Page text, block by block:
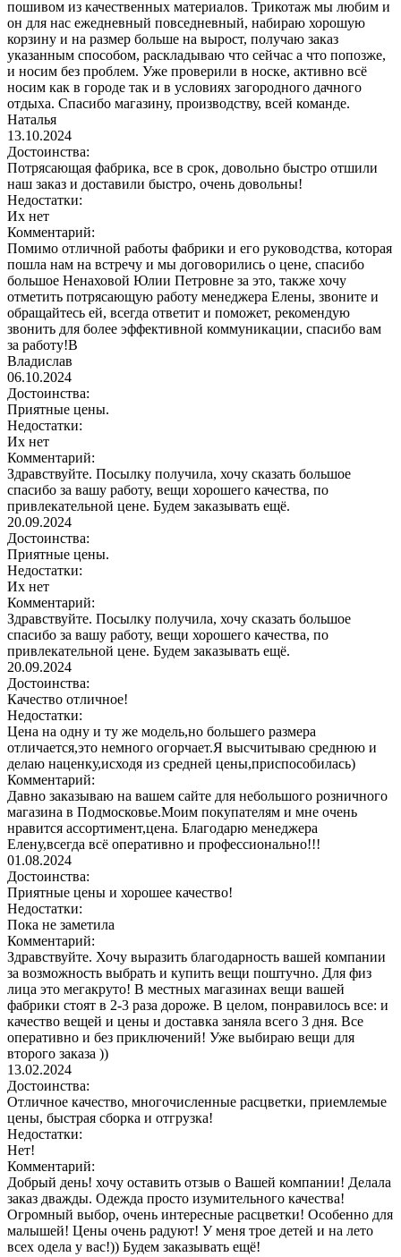
пошивом из качественных материалов. Трикотаж мы любим и
он для нас ежедневный повседневный, набираю хорошую
корзину и на размер больше на вырост, получаю заказ
указанным способом, раскладываю что сейчас а что попозже,
и носим без проблем. Уже проверили в носке, активно всё
носим как в городе так и в условиях загородного дачного
отдыха. Спасибо магазину, производству, всей команде.
Наталья
13.10.2024
Достоинства:
Потрясающая фабрика, все в срок, довольно быстро отшили
наш заказ и доставили быстро, очень довольны!
Недостатки:
Их нет
Комментарий:
Помимо отличной работы фабрики и его руководства, которая
пошла нам на встречу и мы договорились о цене, спасибо
большое Ненаховой Юлии Петровне за это, также хочу
отметить потрясающую работу менеджера Елены, звоните и
обращайтесь ей, всегда ответит и поможет, рекомендую
звонить для более эффективной коммуникации, спасибо вам
за работу!В
Владислав
06.10.2024
Достоинства:
Приятные цены.
Недостатки:
Их нет
Комментарий:
Здравствуйте. Посылку получила, хочу сказать большое
спасибо за вашу работу, вещи хорошего качества, по
привлекательной цене. Будем заказывать ещё.
20.09.2024
Достоинства:
Приятные цены.
Недостатки:
Их нет
Комментарий:
Здравствуйте. Посылку получила, хочу сказать большое
спасибо за вашу работу, вещи хорошего качества, по
привлекательной цене. Будем заказывать ещё.
20.09.2024
Достоинства:
Качество отличное!
Недостатки:
Цена на одну и ту же модель,но большего размера
отличается,это немного огорчает.Я высчитываю среднюю и
делаю наценку,исходя из средней цены,приспособилась)
Комментарий:
Давно заказываю на вашем сайте для небольшого розничного
магазина в Подмосковье.Моим покупателям и мне очень
нравится ассортимент,цена. Благодарю менеджера
Елену,всегда всё оперативно и профессионально!!!
01.08.2024
Достоинства:
Приятные цены и хорошее качество!
Недостатки:
Пока не заметила
Комментарий:
Здравствуйте. Хочу выразить благодарность вашей компании
за возможность выбрать и купить вещи поштучно. Для физ
лица это мегакруто! В местных магазинах вещи вашей
фабрики стоят в 2-3 раза дороже. В целом, понравилось все: и
качество вещей и цены и доставка заняла всего 3 дня. Все
оперативно и без приключений! Уже выбираю вещи для
второго заказа ))
13.02.2024
Достоинства:
Отличное качество, многочисленные расцветки, приемлемые
цены, быстрая сборка и отгрузка!
Недостатки:
Нет!
Комментарий:
Добрый день! хочу оставить отзыв о Вашей компании! Делала
заказ дважды. Одежда просто изумительного качества!
Огромный выбор, очень интересные расцветки! Особенно для
малышей! Цены очень радуют! У меня трое детей и на лето
всех одела у вас!)) Будем заказывать ещё!